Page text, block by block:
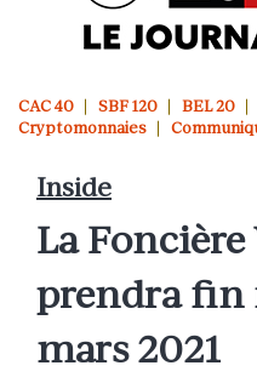
CAC 40 SBF 120 BEL 20
Cryptomonnaies
Inside
La Foncière
prendra fin
mars 2021